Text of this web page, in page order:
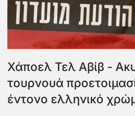
Χάποελ Τελ Αβίβ -
τουρνουά
έντονο ελληνικό